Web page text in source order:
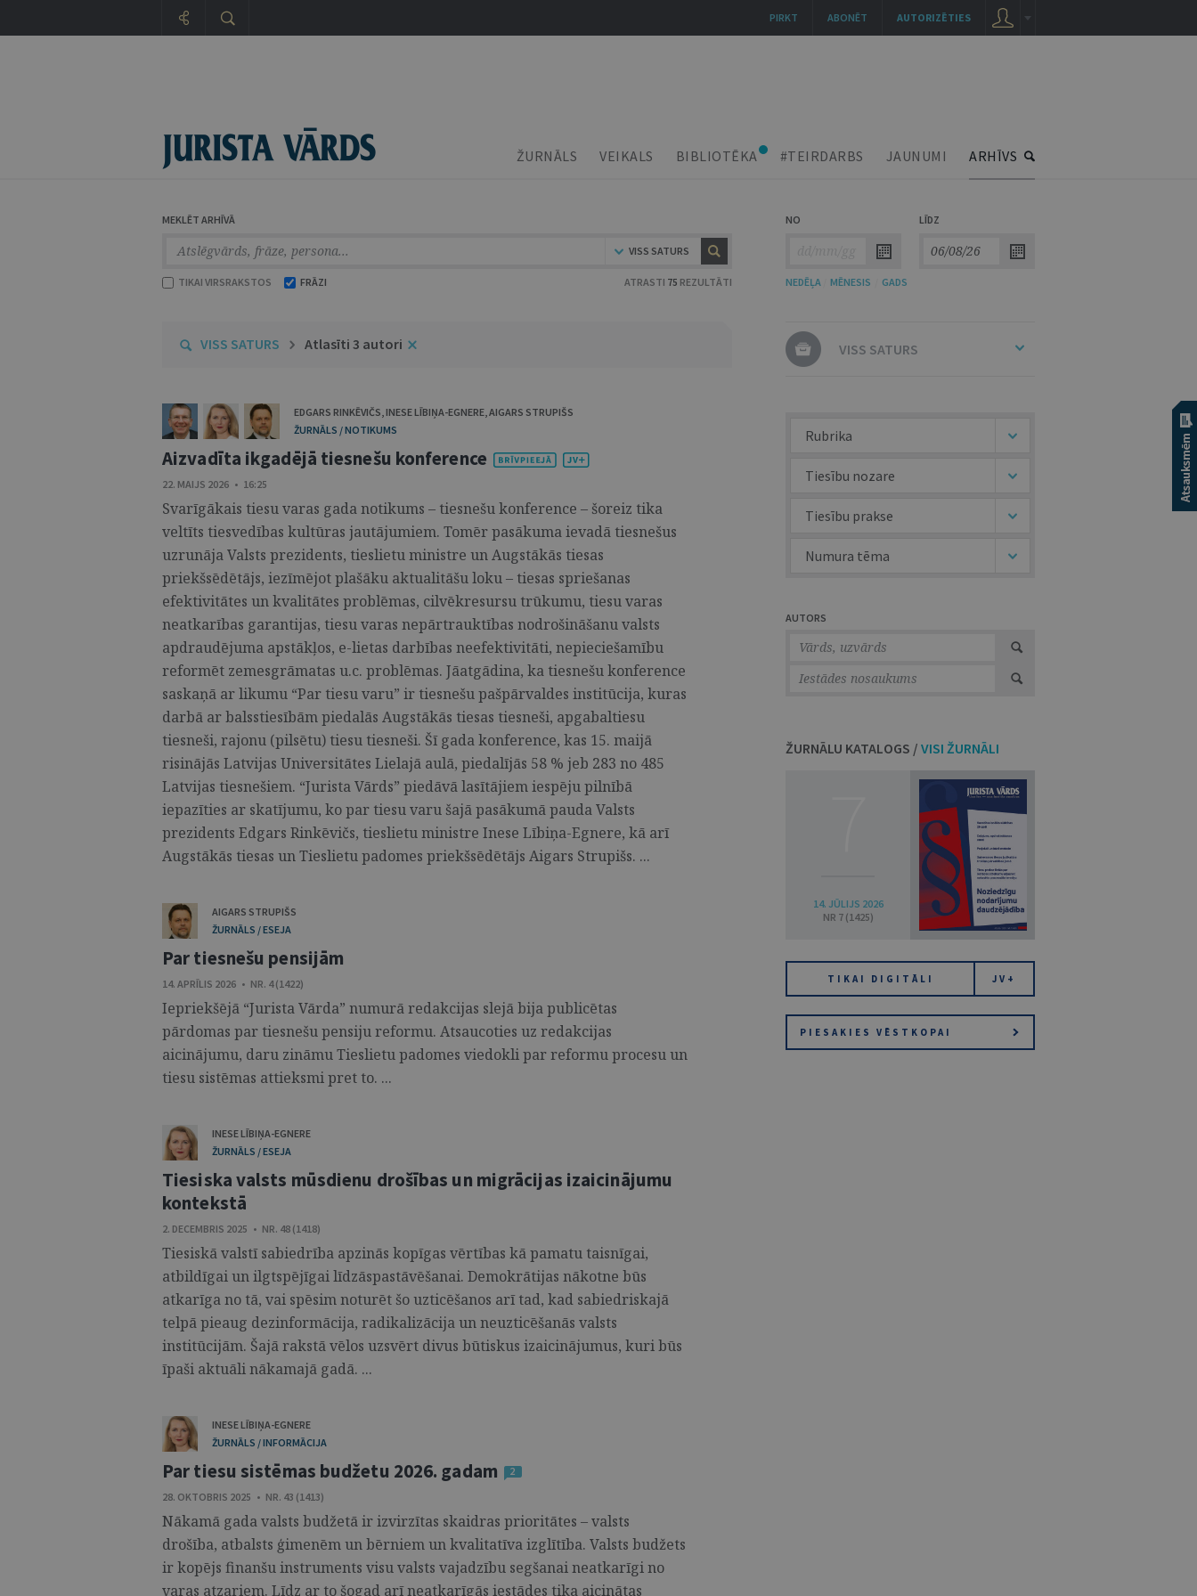
ŽURNĀLS VEIKALS BIBLIOTĒKA #TEIRDARBS JAUNUMI ARHĪVS
MEKLĒT ARHĪVĀ
VISS SATURS
TIKAI VIRSRAKSTOS FRĀZI ATRASTI 75 REZULTĀTI
NO LĪDZ
NEDĒĻA MĒNESIS GADS
VISS SATURS Atlasīti 3 autori
EDGARS RINKĒVIČS,INESE LĪBIŅA-EGNERE,AIGARS STRUPIŠS
ŽURNĀLS / NOTIKUMS
Aizvadīta ikgadējā tiesnešu konference
22. MAIJS 2026 • 16:25
Svarīgākais tiesu varas gada notikums – tiesnešu konference – šoreiz tika
veltīts tiesvedības kultūras jautājumiem. Tomēr pasākuma ievadā tiesnešus
uzrunāja Valsts prezidents, tieslietu ministre un Augstākās tiesas
priekšsēdētājs, iezīmējot plašāku aktualitāšu loku – tiesas spriešanas
efektivitātes un kvalitātes problēmas, cilvēkresursu trūkumu, tiesu varas
neatkarības garantijas, tiesu varas nepārtrauktības nodrošināšanu valsts
apdraudējuma apstākļos, e-lietas darbības neefektivitāti, nepieciešamību
reformēt zemesgrāmatas u.c. problēmas. Jāatgādina, ka tiesnešu konference
saskaņā ar likumu “Par tiesu varu” ir tiesnešu pašpārvaldes institūcija, kuras
darbā ar balsstiesībām piedalās Augstākās tiesas tiesneši, apgabaltiesu
tiesneši, rajonu (pilsētu) tiesu tiesneši. Šī gada konference, kas 15. maijā
risinājās Latvijas Universitātes Lielajā aulā, piedalījās 58 % jeb 283 no 485
Latvijas tiesnešiem. “Jurista Vārds” piedāvā lasītājiem iespēju pilnībā
iepazīties ar skatījumu, ko par tiesu varu šajā pasākumā pauda Valsts
prezidents Edgars Rinkēvičs, tieslietu ministre Inese Lībiņa-Egnere, kā arī
Augstākās tiesas un Tieslietu padomes priekšsēdētājs Aigars Strupišs. ...
AIGARS STRUPIŠS
ŽURNĀLS / ESEJA
Par tiesnešu pensijām
14. APRĪLIS 2026 • NR. 4 (1422)
Iepriekšējā “Jurista Vārda” numurā redakcijas slejā bija publicētas
pārdomas par tiesnešu pensiju reformu. Atsaucoties uz redakcijas
aicinājumu, daru zināmu Tieslietu padomes viedokli par reformu procesu un
tiesu sistēmas attieksmi pret to. ...
INESE LĪBIŅA-EGNERE
ŽURNĀLS / ESEJA
Tiesiska valsts mūsdienu drošības un migrācijas izaicinājumu
kontekstā
2. DECEMBRIS 2025 • NR. 48 (1418)
Tiesiskā valstī sabiedrība apzinās kopīgas vērtības kā pamatu taisnīgai,
atbildīgai un ilgtspējīgai līdzāspastāvēšanai. Demokrātijas nākotne būs
atkarīga no tā, vai spēsim noturēt šo uzticēšanos arī tad, kad sabiedriskajā
telpā pieaug dezinformācija, radikalizācija un neuzticēšanās valsts
institūcijām. Šajā rakstā vēlos uzsvērt divus būtiskus izaicinājumus, kuri būs
īpaši aktuāli nākamajā gadā. ...
INESE LĪBIŅA-EGNERE
ŽURNĀLS / INFORMĀCIJA
Par tiesu sistēmas budžetu 2026. gadam
2
28. OKTOBRIS 2025 • NR. 43 (1413)
Nākamā gada valsts budžetā ir izvirzītas skaidras prioritātes – valsts
drošība, atbalsts ģimenēm un bērniem un kvalitatīva izglītība. Valsts budžets
ir kopējs finanšu instruments visu valsts vajadzību segšanai neatkarīgi no
varas atzariem. Līdz ar to šogad arī neatkarīgās iestādes tika aicinātas
VISS SATURS
Rubrika
Tiesību nozare
Tiesību prakse
Numura tēma
AUTORS
ŽURNĀLU KATALOGS / VISI ŽURNĀLI
14. JŪLIJS 2026
NR 7 (1425)
TIKAI DIGITĀLI JV+
PIESAKIES VĒSTKOPAI
AUTORIZĒTIES
ABONĒT
PIRKT